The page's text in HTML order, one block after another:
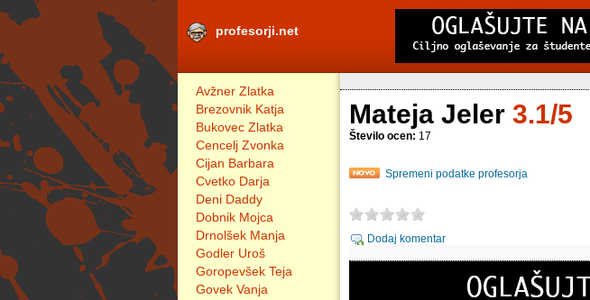
profesorji.net
Avžner Zlatka
Brezovnik Katja
Bukovec Zlatka
Cencelj Zvonka
Cijan Barbara
Cvetko Darja
Deni Daddy
Dobnik Mojca
Drnolšek Manja
Godler Uroš
Goropevšek Teja
Govek Vanja
Mateja Jeler 3.1/5
Število ocen: 17
Spremeni podatke profesorja
Dodaj komentar